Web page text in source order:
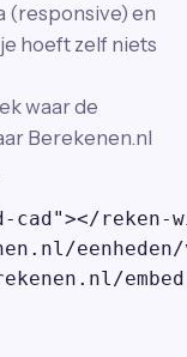
(responsive) en
hoeft zelf niets
waar de
Berekenen.nl
cad"></reken-